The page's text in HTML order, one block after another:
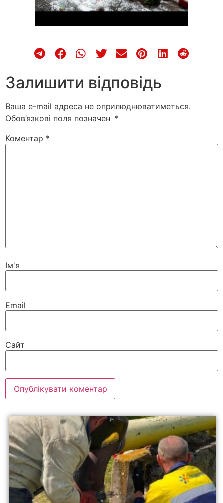
Залишити відповідь
Ваша e-mail адреса не оприлюднюватиметься.
Обов’язкові поля позначені *
Коментар *
Ім'я
Email
Сайт